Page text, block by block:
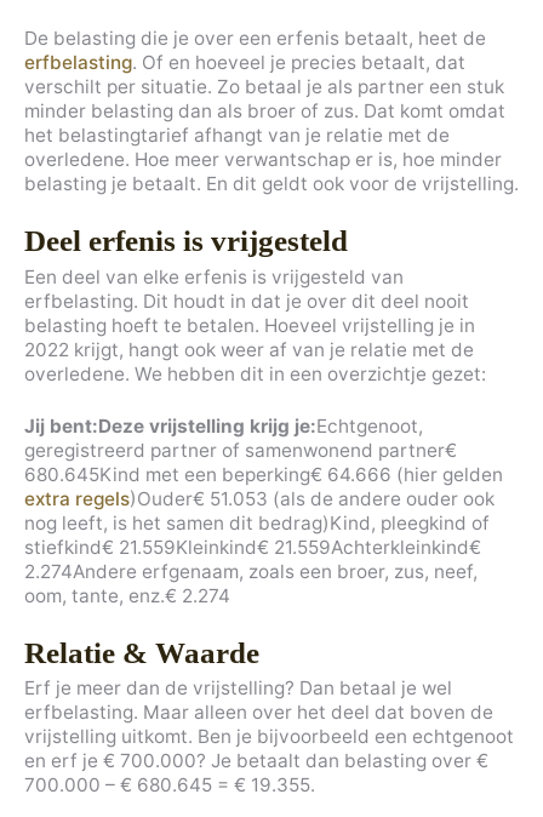
De belasting die je over een erfenis betaalt, heet de
erfbelasting. Of en hoeveel je precies betaalt, dat
verschilt per situatie. Zo betaal je als partner een stuk
minder belasting dan als broer of zus. Dat komt omdat
het belastingtarief afhangt van je relatie met de
overledene. Hoe meer verwantschap er is, hoe minder
belasting je betaalt. En dit geldt ook voor de vrijstelling.
Deel erfenis is vrijgesteld
Een deel van elke erfenis is vrijgesteld van
erfbelasting. Dit houdt in dat je over dit deel nooit
belasting hoeft te betalen. Hoeveel vrijstelling je in
2022 krijgt, hangt ook weer af van je relatie met de
overledene. We hebben dit in een overzichtje gezet:
Jij bent:Deze vrijstelling krijg je:Echtgenoot,
geregistreerd partner of samenwonend partner€
680.645Kind met een beperking€ 64.666 (hier gelden
extra regels)Ouder€ 51.053 (als de andere ouder ook
nog leeft, is het samen dit bedrag)Kind, pleegkind of
stiefkind€ 21.559Kleinkind€ 21.559Achterkleinkind€
2.274Andere erfgenaam, zoals een broer, zus, neef,
oom, tante, enz.€ 2.274
Relatie & Waarde
Erf je meer dan de vrijstelling? Dan betaal je wel
erfbelasting. Maar alleen over het deel dat boven de
vrijstelling uitkomt. Ben je bijvoorbeeld een echtgenoot
en erf je € 700.000? Je betaalt dan belasting over €
700.000 – € 680.645 = € 19.355.